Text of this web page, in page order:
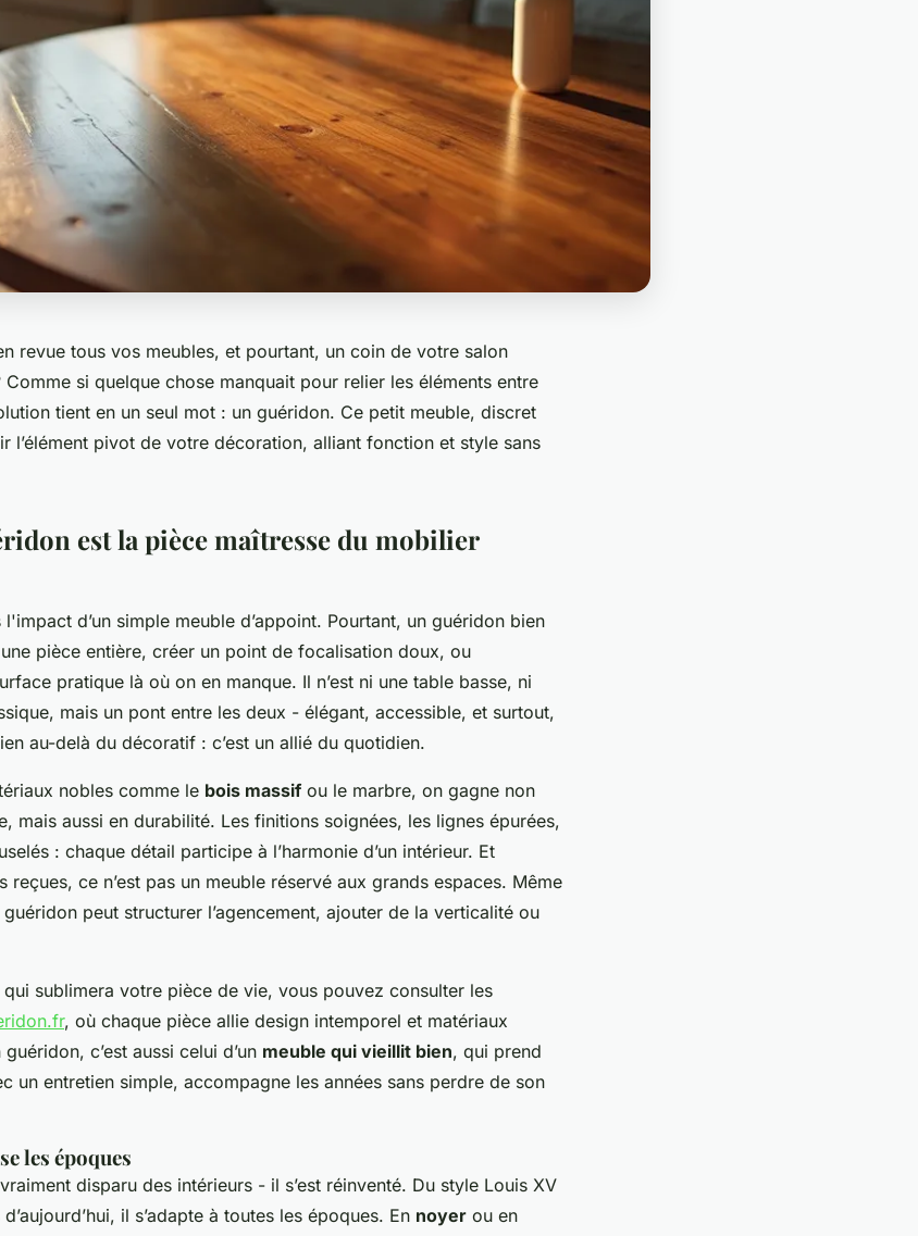
revue tous vos meubles, et pourtant, un coin de votre salon
si quelque chose manquait pour relier les éléments entre
tient en un seul mot : un guéridon. Ce petit meuble, discret
l’élément pivot de votre décoration, alliant fonction et style sans
est la pièce maîtresse du mobilier
d’un simple meuble d’appoint. Pourtant, un guéridon bien
pièce entière, créer un point de focalisation doux, ou
pratique là où on en manque. Il n’est ni une table basse, ni
mais un pont entre les deux - élégant, accessible, et surtout,
au-delà du décoratif : c’est un allié du quotidien.
nobles comme le bois massif ou le marbre, on gagne non
mais aussi en durabilité. Les finitions soignées, les lignes épurées,
: chaque détail participe à l’harmonie d’un intérieur. Et
reçues, ce n’est pas un meuble réservé aux grands espaces. Même
peut structurer l’agencement, ajouter de la verticalité ou
sublimera votre pièce de vie, vous pouvez consulter les
, où chaque pièce allie design intemporel et matériaux
c’est aussi celui d’un meuble qui vieillit bien, qui prend
un entretien simple, accompagne les années sans perdre de son
les époques
disparu des intérieurs - il s’est réinventé. Du style Louis XV
il s’adapte à toutes les époques. En noyer ou en